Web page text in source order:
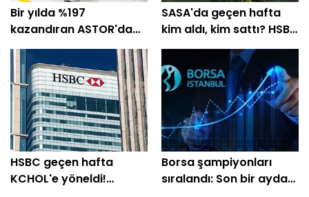
Bir yılda %197
kazandıran ASTOR'da
geçen hafta BofA %21
pay aldı!
SASA'da geçen hafta
kim aldı, kim sattı? HSBC
%64'ünü topladı
HSBC geçen hafta
KCHOL'e yöneldi!
Borsa şampiyonları
sıralandı: Son bir ayda